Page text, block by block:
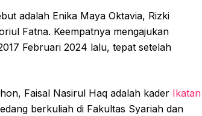
adalah Enika Maya Oktavia, Rizki
Fatna. Keempatnya mengajukan
Februari 2024 lalu, tepat setelah
Faisal Nasirul Haq adalah kader Ikatan
berkuliah di Fakultas Syariah dan